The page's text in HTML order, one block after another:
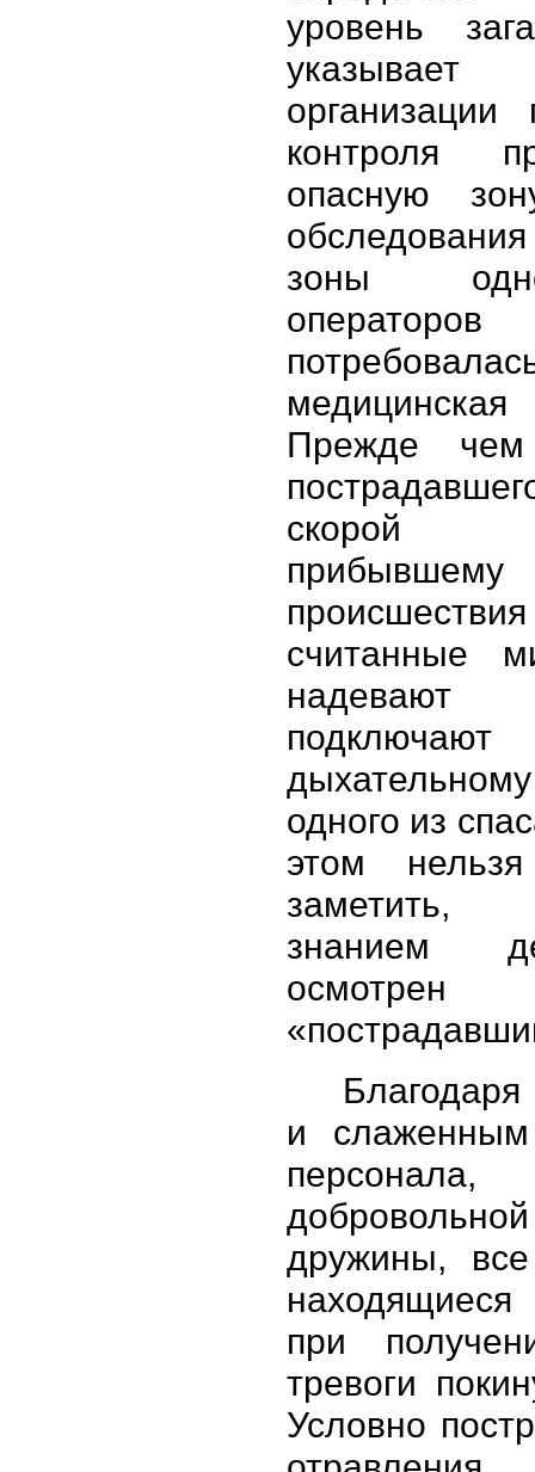
уровень
организации
контроля
опасную
зоны
операторов
Прежде чем
скорой
считанные
одного из
этом
знанием
осмотрен
и
дружины, все
при
тревоги
Условно